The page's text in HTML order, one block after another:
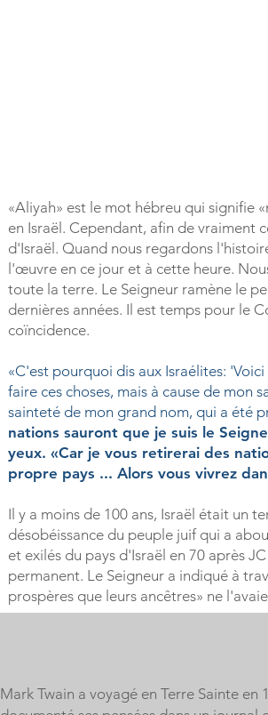
«Aliyah» est le mot hébreu qui signifie
en Israël. Cependant, afin de vraiment
d'Israël. Quand nous regardons
l'œuvre en ce jour et à cette heure.
toute la terre. Le Seigneur ramène le
dernières années. Il est temps pour le
coïncidence.
«C'est pourquoi dis aux Israélites:
faire ces choses, mais à cause de mon
sainteté de mon grand nom, qui a été
nations sauront que je suis le
yeux. «Car je vous retirerai des
propre pays ... Alors vous vivrez
Il y a moins de 100 ans, Israël était un
désobéissance du peuple juif qui a
et exilés du pays d'Israël en 70 après
permanent. Le Seigneur a indiqué à
prospères que leurs ancêtres» ne
Mark Twain a voyagé en Terre Sainte en